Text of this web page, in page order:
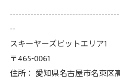
--
スキーヤーズピットエリア1
〒465-0061
住所： 愛知県名古屋市名東区